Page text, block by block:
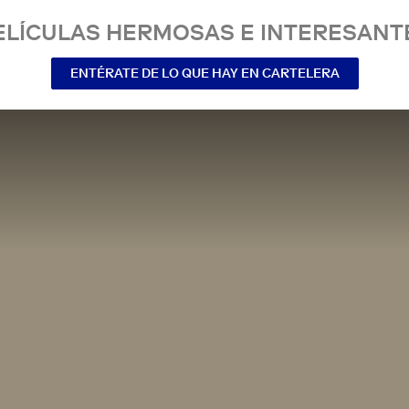
HERMOSAS E
ENTÉRATE DE LO QUE HAY EN CARTELERA